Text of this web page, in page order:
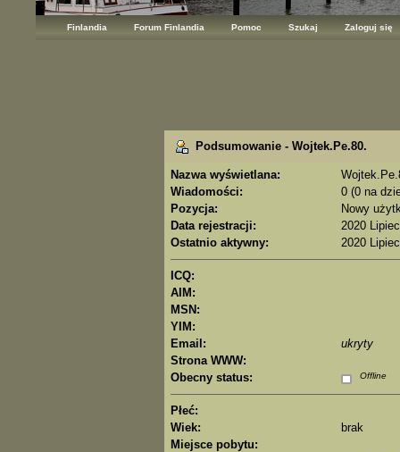
Finlandia Forum Finlandia Pomoc Szukaj Zaloguj się
Podsumowanie - Wojtek.Pe.80.
Nazwa wyświetlana:
Wiadomości:
0 (0 na
Pozycja:
Nowy
Data rejestracji:
2020
Ostatnio aktywny:
2020
ICQ:
AIM:
MSN:
YIM:
Email:
ukryty
Strona WWW:
Obecny status:
Offline
Płeć:
Wiek:
brak
Miejsce pobytu: